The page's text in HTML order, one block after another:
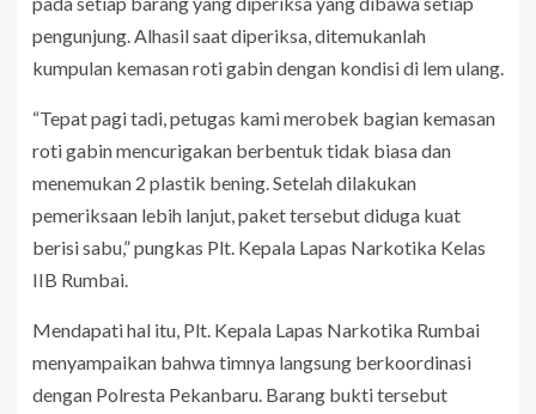
pengunjung. Alhasil saat diperiksa, ditemukanlah
kumpulan kemasan roti gabin dengan kondisi di lem ulang.
“Tepat pagi tadi, petugas kami merobek bagian kemasan
roti gabin mencurigakan berbentuk tidak biasa dan
menemukan 2 plastik bening. Setelah dilakukan
pemeriksaan lebih lanjut, paket tersebut diduga kuat
berisi sabu,” pungkas Plt. Kepala Lapas Narkotika Kelas
IIB Rumbai.
Mendapati hal itu, Plt. Kepala Lapas Narkotika Rumbai
menyampaikan bahwa timnya langsung berkoordinasi
dengan Polresta Pekanbaru. Barang bukti tersebut